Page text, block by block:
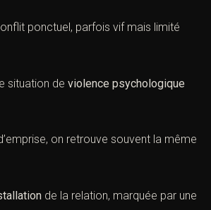
: évaluation
Elle permet de distinguer :